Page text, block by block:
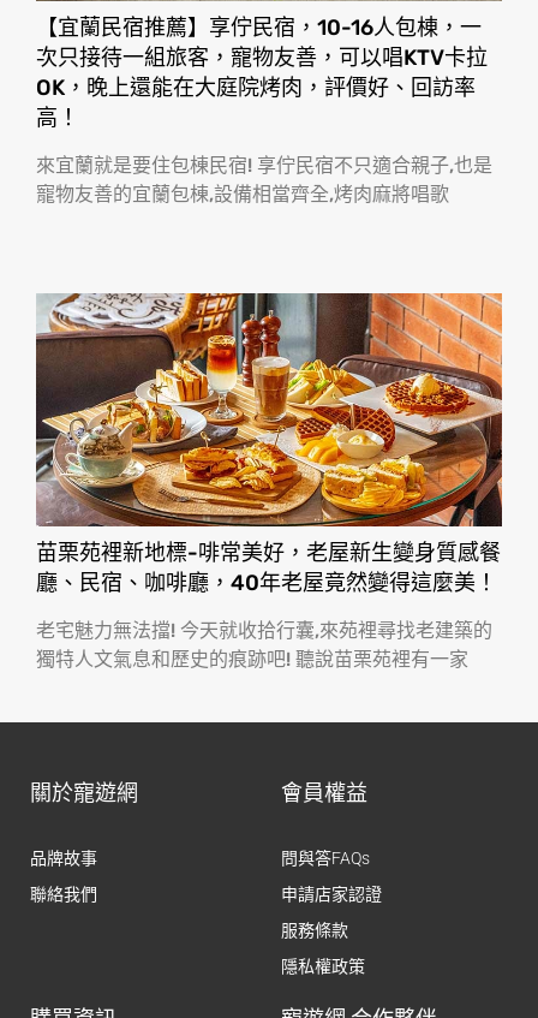
【宜蘭民宿推薦】享佇民宿，10-16人包棟，一
次只接待一組旅客，寵物友善，可以唱KTV卡拉
OK，晚上還能在大庭院烤肉，評價好、回訪率
高！
來宜蘭就是要住包棟民宿! 享佇民宿不只適合親子,也是
寵物友善的宜蘭包棟,設備相當齊全,烤肉麻將唱歌
苗栗苑裡新地標-啡常美好，老屋新生變身質感餐
廳、民宿、咖啡廳，40年老屋竟然變得這麼美！
老宅魅力無法擋! 今天就收拾行囊,來苑裡尋找老建築的
獨特人文氣息和歷史的痕跡吧! 聽說苗栗苑裡有一家
關於寵遊網
品牌故事
聯絡我們
會員權益
問與答FAQs
申請店家認證
服務條款
隱私權政策